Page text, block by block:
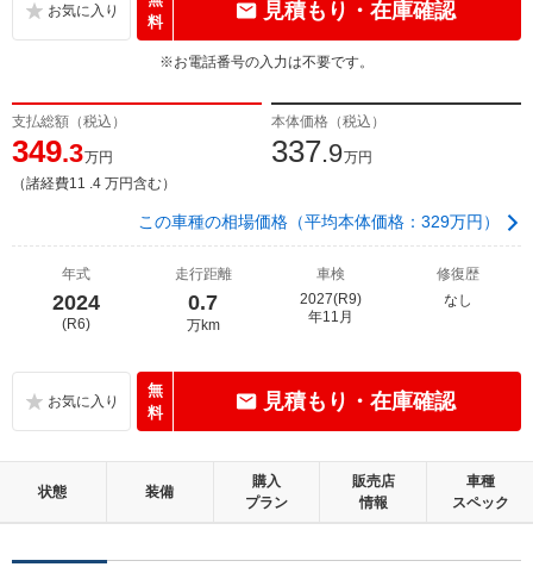
料
見積もり・在庫確認
※お電話番号の入力は不要です。
支払総額（税込）
349.3万円
（諸経費11 .4 万円含む）
本体価格（税込）
337.9万円
この車種の相場価格（平均本体価格：329万円）
年式
2024
(R6)
走行距離
0.7
万km
車検
2027(R9)
年11月
修復歴
なし
無
料
見積もり・在庫確認
状態 装備
購入
プラン
販売店
情報
車種
スペック